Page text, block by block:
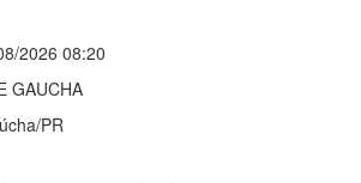
2026 08:20
GAUCHA
PR